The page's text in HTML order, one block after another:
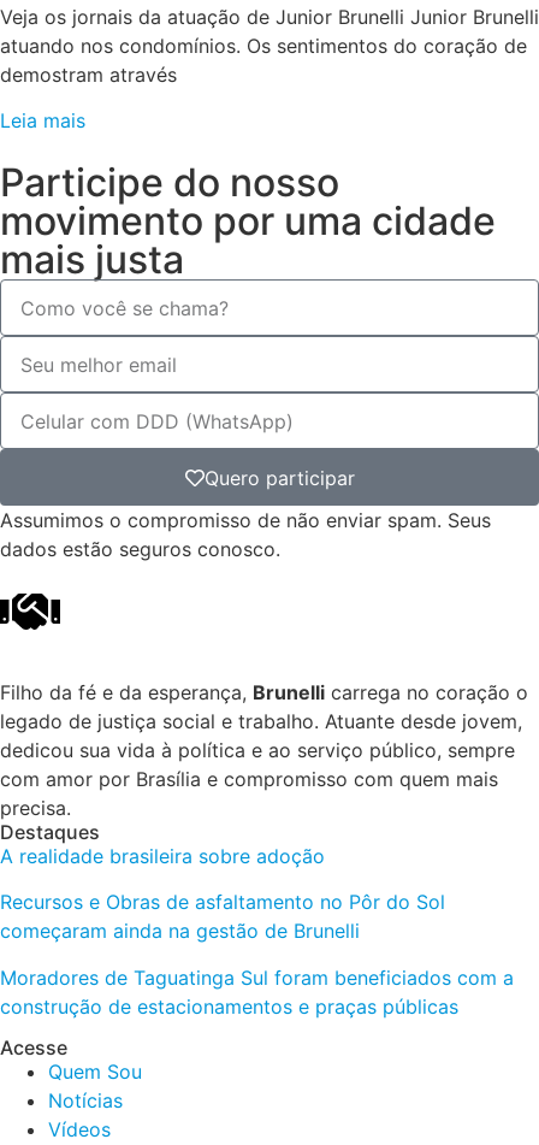
Veja os jornais da atuação de Junior Brunelli Junior Brunelli
atuando nos condomínios. Os sentimentos do coração de
demostram através
Leia mais
Participe do nosso
movimento por uma cidade
mais justa
Quero participar
Assumimos o compromisso de não enviar spam. Seus
dados estão seguros conosco.
Filho da fé e da esperança, Brunelli carrega no coração o
legado de justiça social e trabalho. Atuante desde jovem,
dedicou sua vida à política e ao serviço público, sempre
com amor por Brasília e compromisso com quem mais
precisa.
Destaques
A realidade brasileira sobre adoção
Recursos e Obras de asfaltamento no Pôr do Sol
começaram ainda na gestão de Brunelli
Moradores de Taguatinga Sul foram beneficiados com a
construção de estacionamentos e praças públicas
Acesse
Quem Sou
Notícias
Vídeos